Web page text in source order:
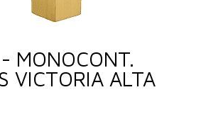
MONOCONT.
VICTORIA ALTA